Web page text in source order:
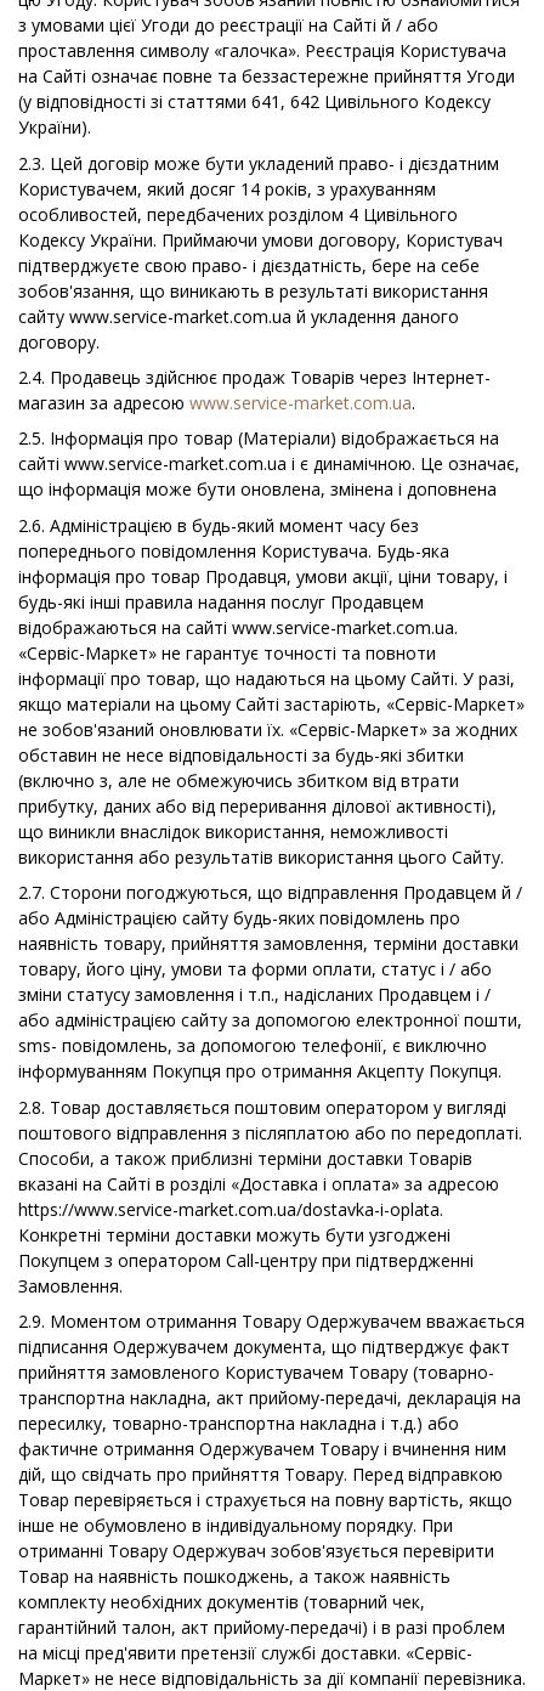
з умовами цієї Угоди до реєстрації на Сайті й / або
проставлення символу «галочка». Реєстрація Користувача
на Сайті означає повне та беззастережне прийняття Угоди
(у відповідності зі статтями 641, 642 Цивільного Кодексу
України).
2.3. Цей договір може бути укладений право- і дієздатним
Користувачем, який досяг 14 років, з урахуванням
особливостей, передбачених розділом 4 Цивільного
Кодексу України. Приймаючи умови договору, Користувач
підтверджуєте свою право- і дієздатність, бере на себе
зобов'язання, що виникають в результаті використання
сайту www.service-market.com.ua й укладення даного
договору.
2.4. Продавець здійснює продаж Товарів через Інтернет-
магазин за адресою www.service-market.com.ua.
2.5. Інформація про товар (Матеріали) відображається на
сайті www.service-market.com.ua і є динамічною. Це означає,
що інформація може бути оновлена, змінена і доповнена
2.6. Адміністрацією в будь-який момент часу без
попереднього повідомлення Користувача. Будь-яка
інформація про товар Продавця, умови акції, ціни товару, і
будь-які інші правила надання послуг Продавцем
відображаються на сайті www.service-market.com.ua.
«Сервіс-Маркет» не гарантує точності та повноти
інформації про товар, що надаються на цьому Сайті. У разі,
якщо матеріали на цьому Сайті застаріють, «Сервіс-Маркет»
не зобов'язаний оновлювати їх. «Сервіс-Маркет» за жодних
обставин не несе відповідальності за будь-які збитки
(включно з, але не обмежуючись збитком від втрати
прибутку, даних або від переривання ділової активності),
що виникли внаслідок використання, неможливості
використання або результатів використання цього Сайту.
2.7. Сторони погоджуються, що відправлення Продавцем й /
або Адміністрацією сайту будь-яких повідомлень про
наявність товару, прийняття замовлення, терміни доставки
товару, його ціну, умови та форми оплати, статус і / або
зміни статусу замовлення і т.п., надісланих Продавцем і /
або адміністрацією сайту за допомогою електронної пошти,
sms- повідомлень, за допомогою телефонії, є виключно
інформуванням Покупця про отримання Акцепту Покупця.
2.8. Товар доставляється поштовим оператором у вигляді
поштового відправлення з післяплатою або по передоплаті.
Способи, а також приблизні терміни доставки Товарів
вказані на Сайті в розділі «Доставка і оплата» за адресою
https://www.service-market.com.ua/dostavka-i-oplata.
Конкретні терміни доставки можуть бути узгоджені
Покупцем з оператором Call-центру при підтвердженні
Замовлення.
2.9. Моментом отримання Товару Одержувачем вважається
підписання Одержувачем документа, що підтверджує факт
прийняття замовленого Користувачем Товару (товарно-
транспортна накладна, акт прийому-передачі, декларація на
пересилку, товарно-транспортна накладна і т.д.) або
фактичне отримання Одержувачем Товару і вчинення ним
дій, що свідчать про прийняття Товару. Перед відправкою
Товар перевіряється і страхується на повну вартість, якщо
інше не обумовлено в індивідуальному порядку. При
отриманні Товару Одержувач зобов'язується перевірити
Товар на наявність пошкоджень, а також наявність
комплекту необхідних документів (товарний чек,
гарантійний талон, акт прийому-передачі) і в разі проблем
на місці пред'явити претензії службі доставки. «Сервіс-
Маркет» не несе відповідальність за дії компанії перевізника.